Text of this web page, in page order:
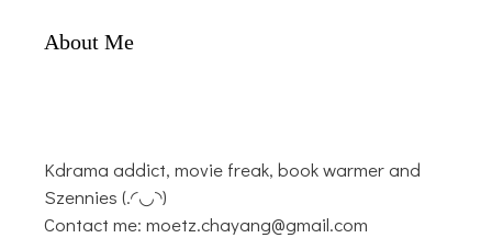
About Me
Kdrama addict, movie freak, book warmer and
Szennies (.◜◡◝)
Contact me: moetz.chayang@gmail.com